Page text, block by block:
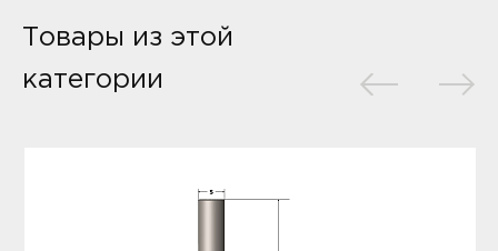
Товары из этой
категории